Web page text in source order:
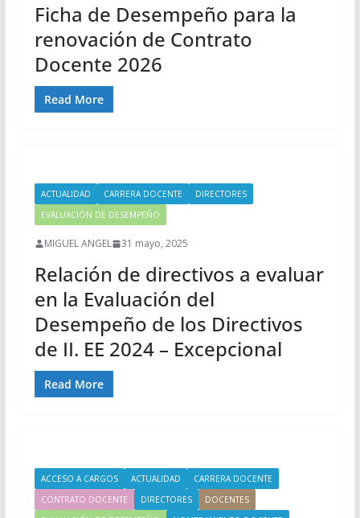
Ficha de Desempeño para la
renovación de Contrato
Docente 2026
Read More
ACTUALIDAD CARRERA DOCENTE
DIRECTORES
EVALUACIÓN DE DESEMPEÑO
MIGUEL ANGEL 31 mayo, 2025
Relación de directivos a evaluar
en la Evaluación del
Desempeño de los Directivos
de II. EE 2024 – Excepcional
Read More
ACCESO A CARGOS ACTUALIDAD
CARRERA DOCENTE
CONTRATO DOCENTE
DIRECTORES
DOCENTES